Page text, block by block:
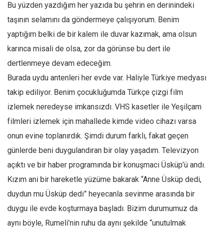
Leyla Şerif Emin
Selçuk Türkyılmaz
Amina S. Jenenkovic
Bağdagül Öz
Esra Elönü
» Yazar arşivi
Bu Sayı
Tüm Sayılar
Kategoriler
Kültür Sanat
Kitap
Karisi kitap sualleri
Bu yüzden yazdığım her yazıda bu şehrin en derinindeki
taşının selamını da göndermeye çalışıyorum. Benim
yaptığım belki de bir kalem ile duvar kazımak, ama olsun
karınca misali de olsa, zor da görünse bu dert ile
dertlenmeye devam edeceğim.
Burada uydu antenleri her evde var. Haliyle Türkiye medyası
takip ediliyor. Benim çocukluğumda Türkçe çizgi film
izlemek neredeyse imkansızdı. VHS kasetler ile Yeşilçam
filmleri izlemek için mahallede kimde video cihazı varsa
onun evine toplanırdık. Şimdi durum farklı, fakat geçen
günlerde beni duygulandıran bir olay yaşadım. Televizyon
açıktı ve bir haber programında bir konuşmacı Üsküp’ü andı.
Kızım ani bir hareketle yüzüme bakarak “Anne Üsküp dedi,
duydun mu Üsküp dedi” heyecanla sevinme arasında bir
duygu ile evde koşturmaya başladı. Bizim durumumuz da
aynı böyle, Rumeli’nin ruhu da aynı şekilde “unutulmak